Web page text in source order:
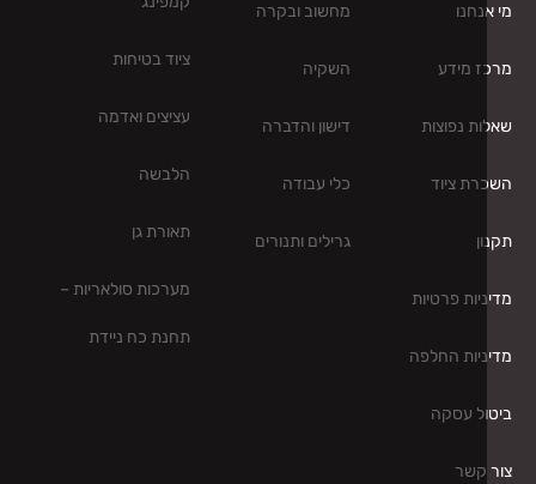
מידע
נפוצות
ציוד
פרטיות
החלפה
עסקה
קשר
מחשוב ובקרה
דישון והדברה
כלי עבודה
גרילים ותנורים
ציוד בטיחות
עציצים ואדמה
הלבשה
תאורת גן
מערכות סולאריות –
תחנת כח ניידת